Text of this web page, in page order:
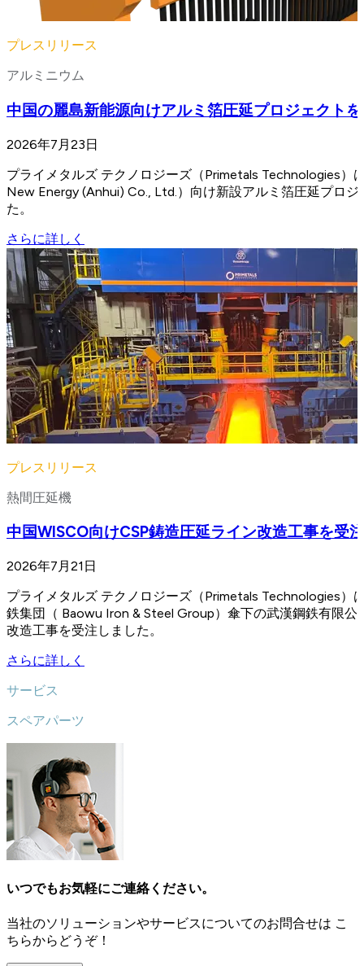
プレスリリース
アルミニウム
中国の麗島新能源向けアルミ箔圧延プロジェクト
2026年7月23日
プライメタルズ テクノロジーズ（Primetals Technologies
New Energy (Anhui) Co., Ltd.）向け新設アルミ箔圧延プロ
た。
さらに詳しく
プレスリリース
熱間圧延機
中国WISCO向けCSP鋳造圧延ライン改造工事を受注
2026年7月21日
プライメタルズ テクノロジーズ（Primetals Technologies
鉄集団（ Baowu Iron & Steel Group）傘下の武漢鋼鉄有限
改造工事を受注しました。
さらに詳しく
サービス
スペアパーツ
いつでもお気軽にご連絡ください。
当社のソリューションやサービスについてのお問合せは こ
ちらからどうぞ！